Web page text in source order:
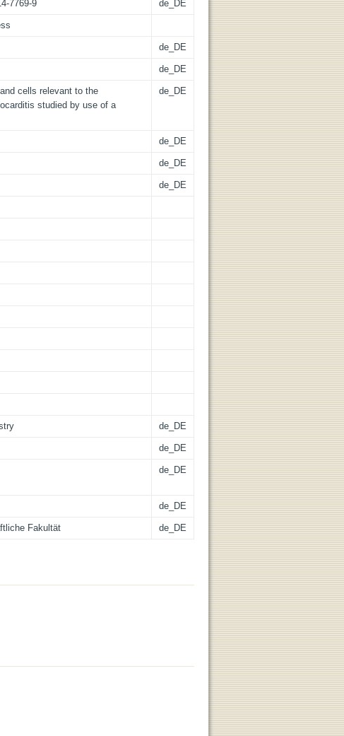
7769-9 de_DE
de_DE
de_DE
cells relevant to the
studied by use of a
de_DE
de_DE
de_DE
de_DE
de_DE
de_DE
de_DE
de_DE
Fakultät de_DE